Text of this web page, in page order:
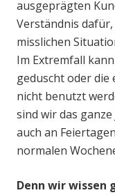
ausgeprägten
Verständnis
misslichen
Im Extremfall
geduscht oder
nicht benutzt
sind wir das
auch an
normalen
Denn wir wissen